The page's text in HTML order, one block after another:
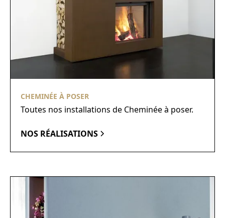
CHEMINÉE À POSER
Toutes nos installations de Cheminée à poser.
NOS RÉALISATIONS